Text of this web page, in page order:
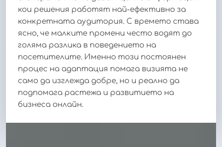
кои решения работят най-ефективно за
конкретната аудитория. С времето става
ясно, че малките промени често водят до
голяма разлика в поведението на
посетителите. Именно този постоянен
процес на адаптация помага визията не
само да изглежда добре, но и реално да
подпомага растежа и развитието на
бизнеса онлайн.